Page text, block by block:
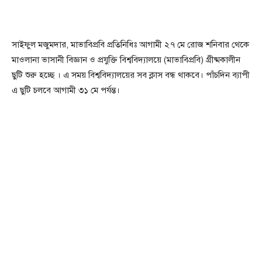
সাইফুল মজুমদার, মাভাবিপ্রবি প্রতিনিধিঃ আগামী ২৭ মে রোজ শনিবার থেকে
মাওলানা ভাসানী বিজ্ঞান ও প্রযুক্তি বিশ্ববিদ্যালয়ে (মাভাবিপ্রবি) গ্রীষ্মকালীন
ছুটি শুরু হচ্ছে । এ সময় বিশ্ববিদ্যালয়ের সব ক্লাস বন্ধ থাকবে। পাঁচদিন ব্যাপী
এ ছুটি চলবে আগামী ৩১ মে পর্যন্ত।